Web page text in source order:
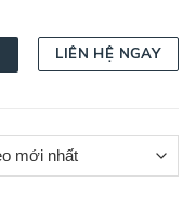
LIÊN HỆ NGAY